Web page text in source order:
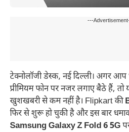
---
टेक्नोलॉजी डेस्क, नई दिल्ली। अगर
प्रीमियम फोन पर नजर लगाए बैठे हैं,
खुशखबरी से कम नहीं है। Flipkart की
फिर से शुरू हो चुकी है और इस बार
Samsung Galaxy Z Fold 6 5G